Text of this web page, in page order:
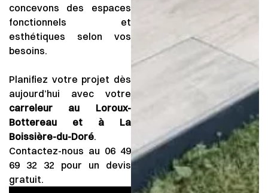
concevons des espaces
fonctionnels et
esthétiques selon vos
besoins.
Planifiez votre projet dès
aujourd’hui avec votre
carreleur au Loroux-
Bottereau et à La
Boissière-du-Doré.
Contactez-nous au 06 49
69 32 32 pour un devis
gratuit.